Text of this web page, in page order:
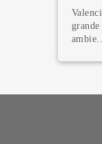
fueg...